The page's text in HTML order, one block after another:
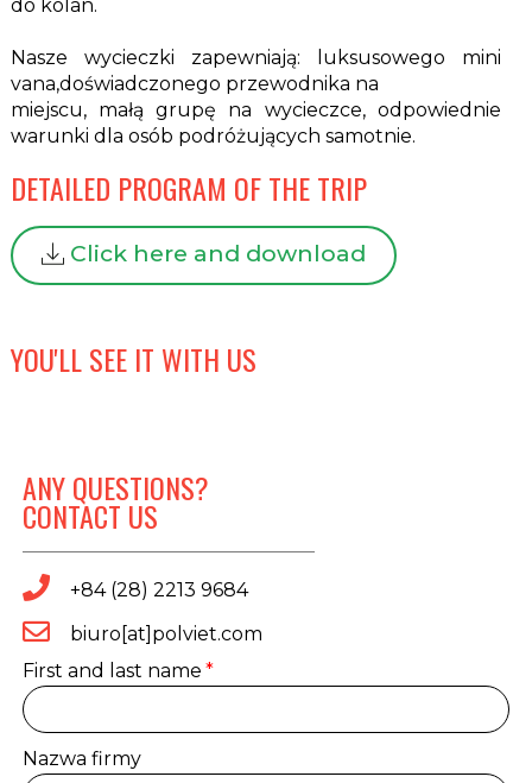
do kolan.
Nasze wycieczki zapewniają: luksusowego mini
vana,doświadczonego przewodnika na
miejscu, małą grupę na wycieczce, odpowiednie
warunki dla osób podróżujących samotnie.
DETAILED PROGRAM OF THE TRIP
Click here and download
YOU'LL SEE IT WITH US
ANY QUESTIONS?
CONTACT US
+84 (28) 2213 9684
biuro[at]polviet.com
First and last name
Nazwa firmy